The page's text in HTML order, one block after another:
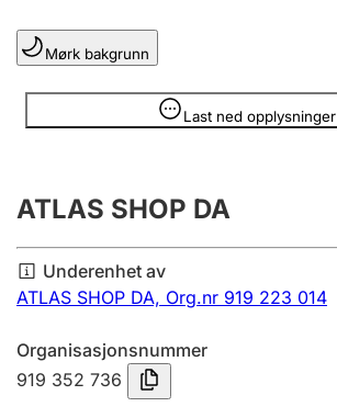
Lag og forening
Registrere, endre, slette
Årsregnskap
Innsending og forsinkelsesgebyr
Tinglysing
Mørk bakgrunn
Last ned opplysninger
Opplysninger er skjult
ATLAS SHOP DA
Underenhet av
ATLAS SHOP DA, Org.nr 919 223 014
Organisasjonsnummer
919 352 736